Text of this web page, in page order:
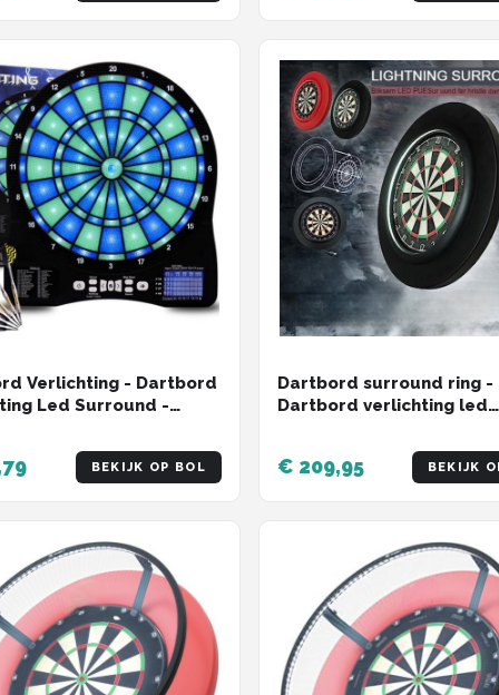
Verlichting - Dartbord
Led Surround -
BEKIJK OP BOL
Dartbord surround ring -
Dartbord verlichting led
voordeelpakket - Rood
€ 209,95 BEKIJK